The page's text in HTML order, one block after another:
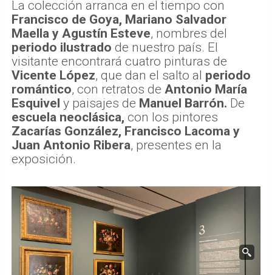
La colección arranca en el tiempo con
Francisco de Goya, Mariano Salvador
Maella y Agustín Esteve, nombres del
periodo ilustrado de nuestro país. El
visitante encontrará cuatro pinturas de
Vicente López, que dan el salto al periodo
romántico, con retratos de Antonio María
Esquivel y paisajes de Manuel Barrón. De
escuela neoclásica, con los pintores
Zacarías González, Francisco Lacoma y
Juan Antonio Ribera, presentes en la
exposición.